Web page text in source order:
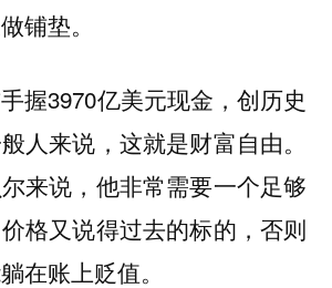
铺垫。
握3970亿美元现金，创历史
人来说，这就是财富自由。
来说，他非常需要一个足够
格又说得过去的标的，否则
在账上贬值。